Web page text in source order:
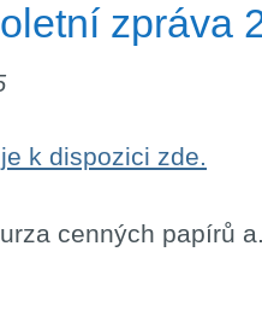
zpráva
k dispozici zde.
cenných papírů